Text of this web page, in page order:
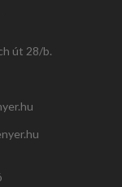
út 28/b.